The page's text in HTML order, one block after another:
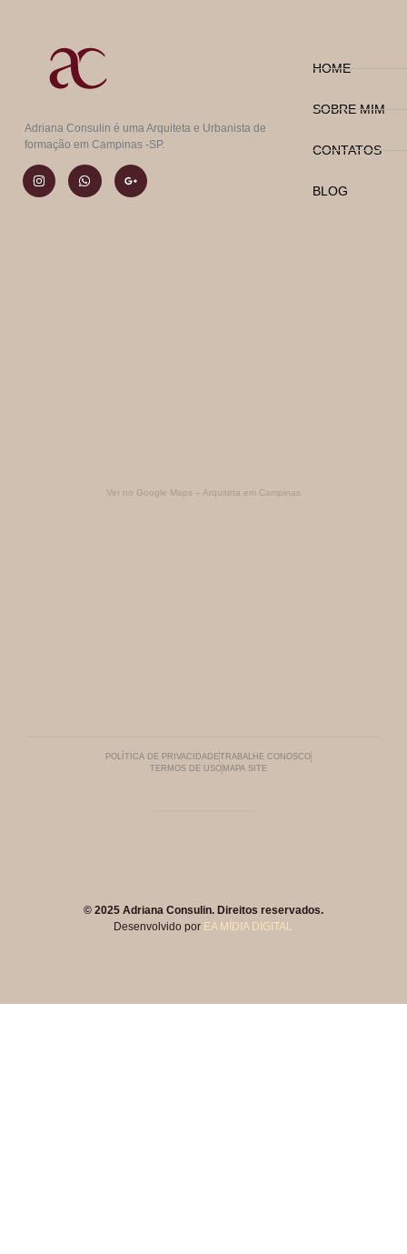
Adriana Consulin é uma Arquiteta e Urbanista de
formação em Campinas -SP.
HOME
SOBRE MIM
CONTATOS
BLOG
Ver no Google Maps – Arquiteta em Campinas
POLÍTICA DE PRIVACIDADE TRABALHE CONOSCO
TERMOS DE USO MAPA SITE
© 2025 Adriana Consulin. Direitos reservados.
Desenvolvido por EA MÍDIA DIGITAL